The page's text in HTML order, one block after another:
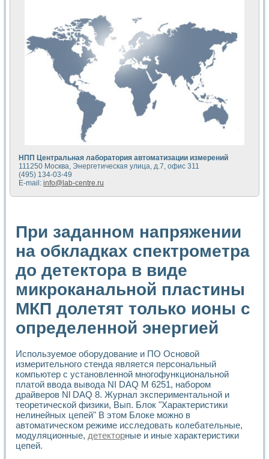
Разработка автоматизированного стенда для измерения
Применение среды LabVIEW для построения картины
Портативная система для определения показателей
Использование LabVIEW для управления источником
Устройство для снятия вольт-амперных характеристик
Передовые научные технологии: нано-, фемто-,
Автоматизированная установка по измерению временных
Автоматизированный лабораторный комплекс на базе
Визуализация моделирования и оптимизации тепловой
Виртуальный прибор для исследования функциональных
Исследование возможности создания экономичного
Исследование кинетики движения макрочастиц в
Метод прогнозирования свойств дисперсных продуктов
Недорогая система управления сверхпроводящим
Применение технологий NI в курсе экспериментальной
Расчет переноса аэрозоля и выпадения осадка в
Применение NI VISION для геометрического анализа в
Система температурной стабилизации
Управление движением с помощью программно -
Определение параметров всплывающих газовых
Система управления асинхронным тиристорным
Лазерный профилометр
Разработка автоматизированного стенда для
Автоматизированный стенд рентгеновской диагностики
Высокочувствительные оптоэлектронные
Исследование кинетики зарождения и развития
Лабораторный электрический импедансный томограф на
Микрозондовая система для характеризации
Метод траекторий в исследовании
Промышленная автоматизация
Автоматизация технологических процессов получения
Использование систем технического зрения для контроля
Исследование электромагнитных переходных процессов
НПП Центральная лаборатория автоматизации измерений
111250 Москва, Энергетическая улица, д.7, офис 311
(495) 134-03-49
E-mail: info@lab-centre.ru
При заданном напряжении
на обкладках спектрометра
до детектора в виде
микроканальной пластины
МКП долетят только ионы с
определенной энергией
Используемое оборудование и ПО Основой
измерительного стенда является персональный
компьютер с установленной многофункциональной
платой ввода вывода NI DAQ М 6251, набором
драйверов Nl DAQ 8. Журнал экспериментальной и
теоретической физики, Вып. Блок "Характеристики
нелинейных цепей" В этом Блоке можно в
автоматическом режиме исследовать колебательные,
модуляционные, детекторные и иные характеристики
цепей.